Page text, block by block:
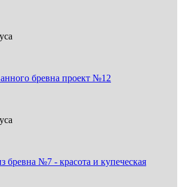
бревна проект №12
бревна №7 - красота и купеческая